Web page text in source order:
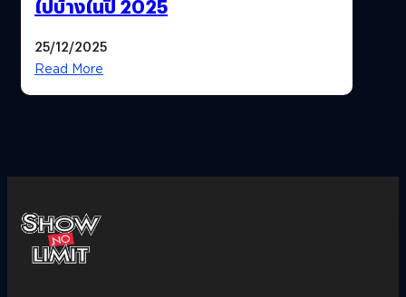
ไปบ้างในปี 2025
25/12/2025
Read More